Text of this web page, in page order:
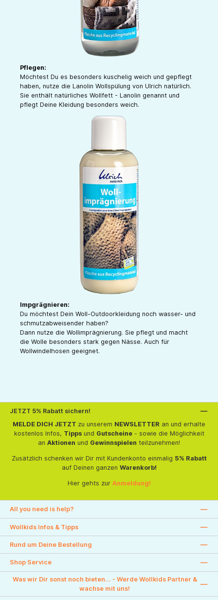
Pflegen:
Möchtest Du es besonders kuschelig weich und gepflegt
haben, nutze die Lanolin Wollspülung von Ulrich natürlich.
Sie enthält natürliches Wollfett - Lanolin genannt und
pflegt Deine Kleidung besonders weich.
Impgrägnieren:
Du möchtest Dein Woll-Outdoorkleidung noch wasser- und
schmutzabweisender haben?
Dann nutze die Wollimprägnierung. Sie pflegt und macht
die Wolle besonders stark gegen Nässe. Auch für
Wollwindelhosen geeignet.
JETZT 5% Rabatt sichern!
MELDE DICH JETZT zu unserem NEWSLETTER an und erhalte
kostenlos Infos, Tippsund Gutscheine- sowie die Möglichkeit
an Aktionen und Gewinnspielen teilzunehmen!
Zusätzlich schenken wir Dir mit Kundenkonto einmalig 5% Rabatt
auf Deinen ganzen Warenkorb!
Hier gehts zur Anmeldung!
All you need is help?
Wollkids Infos & Tipps
Rund um Deine Bestellung
Shop Service
Was wir Dir sonst noch bieten... - Werde Wollkids Partner &
wachse mit uns!